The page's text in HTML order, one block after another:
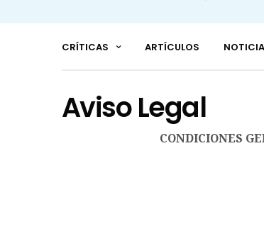
CRÍTICAS ARTÍCULOS
Aviso Legal
CONDICIONES